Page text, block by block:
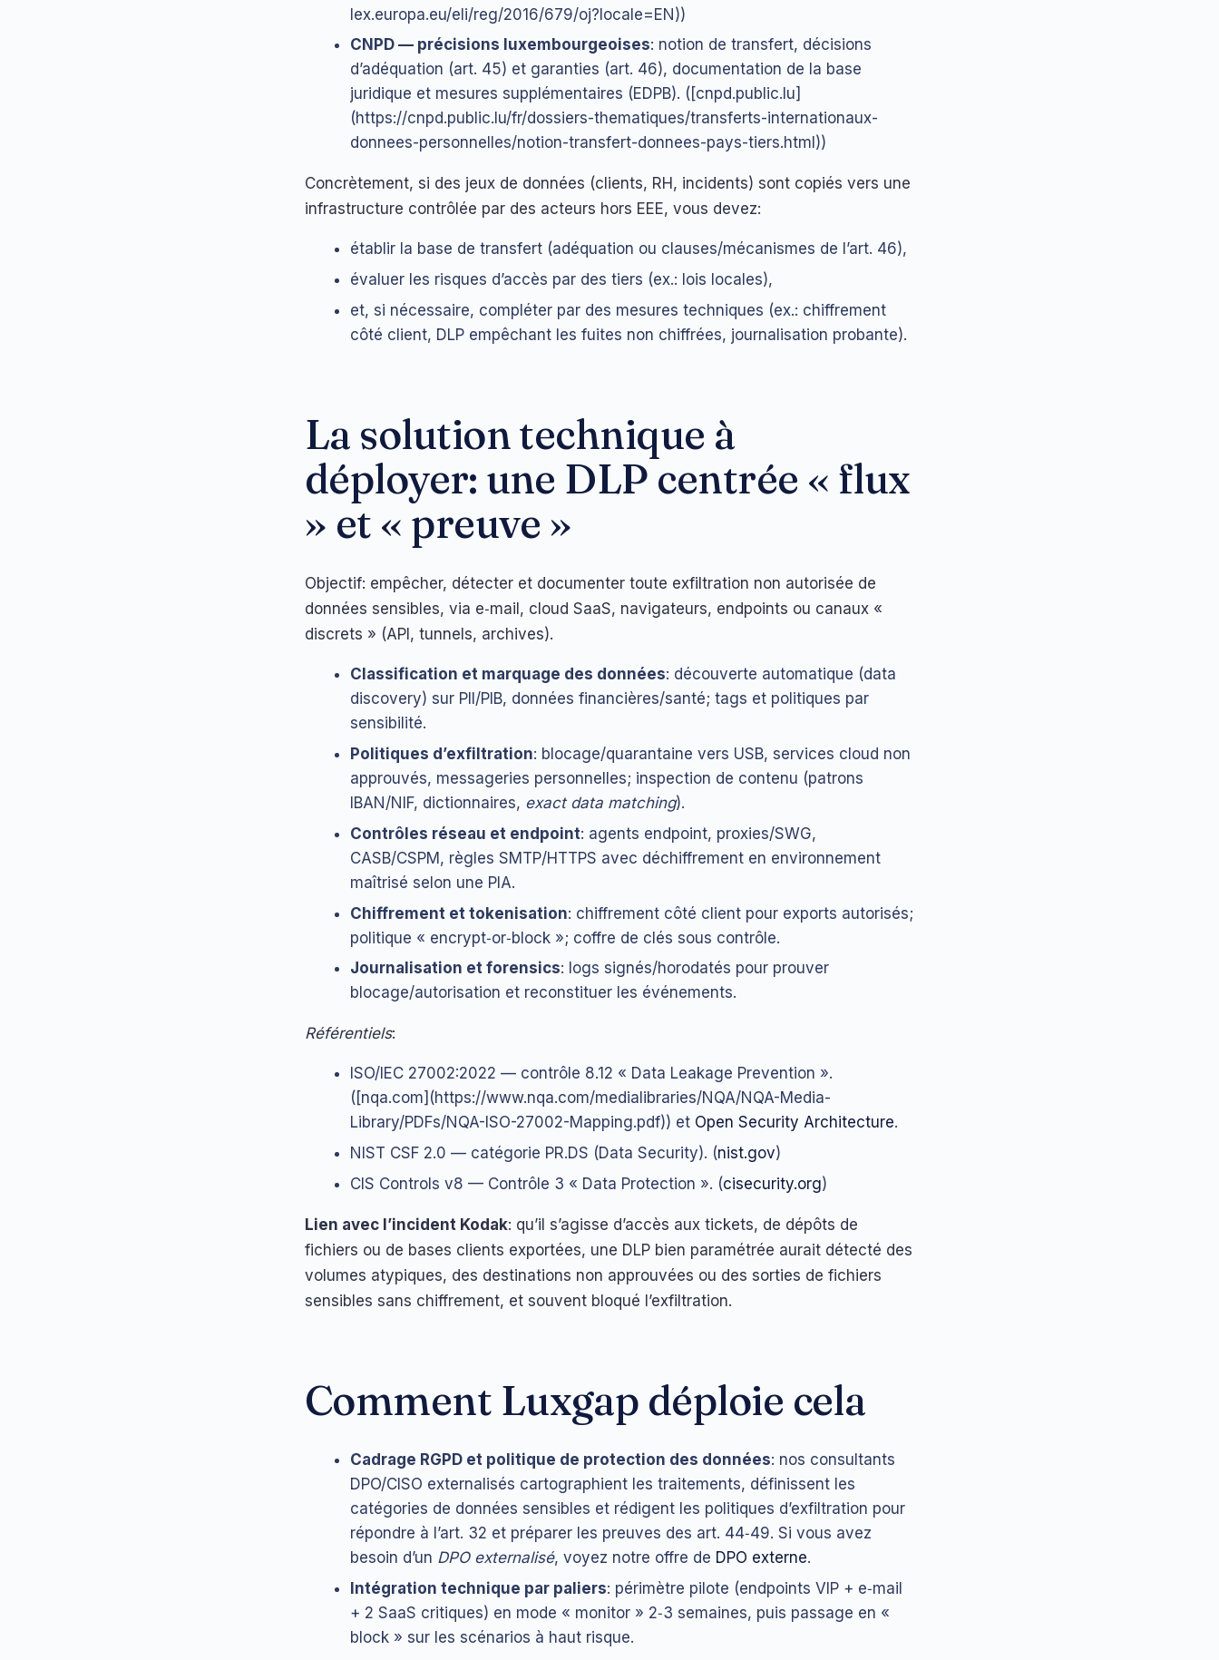
lex.europa.eu/eli/reg/2016/679/oj?locale=EN))
CNPD — précisions luxembourgeoises: notion de transfert, décisions
d’adéquation (art. 45) et garanties (art. 46), documentation de la base
juridique et mesures supplémentaires (EDPB). ([cnpd.public.lu]
(https://cnpd.public.lu/fr/dossiers-thematiques/transferts-internationaux-
donnees-personnelles/notion-transfert-donnees-pays-tiers.html))
Concrètement, si des jeux de données (clients, RH, incidents) sont copiés vers une
infrastructure contrôlée par des acteurs hors EEE, vous devez:
établir la base de transfert (adéquation ou clauses/mécanismes de l’art. 46),
évaluer les risques d’accès par des tiers (ex.: lois locales),
et, si nécessaire, compléter par des mesures techniques (ex.: chiffrement
côté client, DLP empêchant les fuites non chiffrées, journalisation probante).
La solution technique à
déployer: une DLP centrée « flux
» et « preuve »
Objectif: empêcher, détecter et documenter toute exfiltration non autorisée de
données sensibles, via e‑mail, cloud SaaS, navigateurs, endpoints ou canaux «
discrets » (API, tunnels, archives).
Classification et marquage des données: découverte automatique (data
discovery) sur PII/PIB, données financières/santé; tags et politiques par
sensibilité.
Politiques d’exfiltration: blocage/quarantaine vers USB, services cloud non
approuvés, messageries personnelles; inspection de contenu (patrons
IBAN/NIF, dictionnaires, exact data matching).
Contrôles réseau et endpoint: agents endpoint, proxies/SWG,
CASB/CSPM, règles SMTP/HTTPS avec déchiffrement en environnement
maîtrisé selon une PIA.
Chiffrement et tokenisation: chiffrement côté client pour exports autorisés;
politique « encrypt‑or‑block »; coffre de clés sous contrôle.
Journalisation et forensics: logs signés/horodatés pour prouver
blocage/autorisation et reconstituer les événements.
Référentiels:
ISO/IEC 27002:2022 — contrôle 8.12 « Data Leakage Prevention ».
([nqa.com](https://www.nqa.com/medialibraries/NQA/NQA-Media-
Library/PDFs/NQA-ISO-27002-Mapping.pdf)) et Open Security Architecture.
NIST CSF 2.0 — catégorie PR.DS (Data Security). (nist.gov)
CIS Controls v8 — Contrôle 3 « Data Protection ». (cisecurity.org)
Lien avec l’incident Kodak: qu’il s’agisse d’accès aux tickets, de dépôts de
fichiers ou de bases clients exportées, une DLP bien paramétrée aurait détecté des
volumes atypiques, des destinations non approuvées ou des sorties de fichiers
sensibles sans chiffrement, et souvent bloqué l’exfiltration.
Comment Luxgap déploie cela
Cadrage RGPD et politique de protection des données: nos consultants
DPO/CISO externalisés cartographient les traitements, définissent les
catégories de données sensibles et rédigent les politiques d’exfiltration pour
répondre à l’art. 32 et préparer les preuves des art. 44‑49. Si vous avez
besoin d’un DPO externalisé, voyez notre offre de DPO externe.
Intégration technique par paliers: périmètre pilote (endpoints VIP + e‑mail
+ 2 SaaS critiques) en mode « monitor » 2‑3 semaines, puis passage en «
block » sur les scénarios à haut risque.